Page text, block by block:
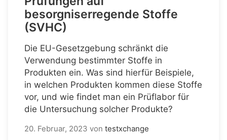
besorgniserregende Stoffe
(SVHC)
Die EU-Gesetzgebung schränkt die
Verwendung bestimmter Stoffe in
Produkten ein. Was sind hierfür Beispiele,
in welchen Produkten kommen diese Stoffe
vor, und wie findet man ein Prüflabor für
die Untersuchung solcher Produkte?
20. Februar, 2023 von testxchange